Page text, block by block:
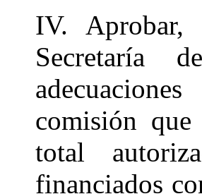
IV. Aprobar,
Secretaría
comisión
total
financiados